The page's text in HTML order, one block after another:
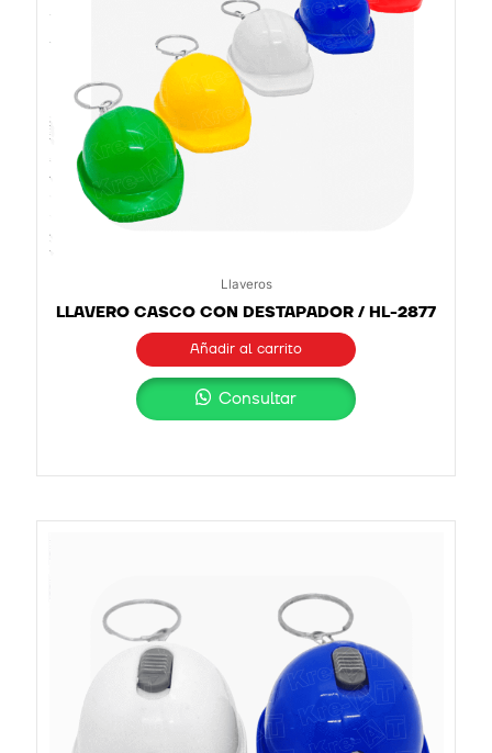
Llaveros
LLAVERO CASCO CON DESTAPADOR / HL-2877
Añadir al carrito
Consultar